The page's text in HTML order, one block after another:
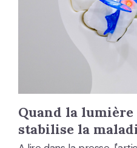
Quand la
stabilise la